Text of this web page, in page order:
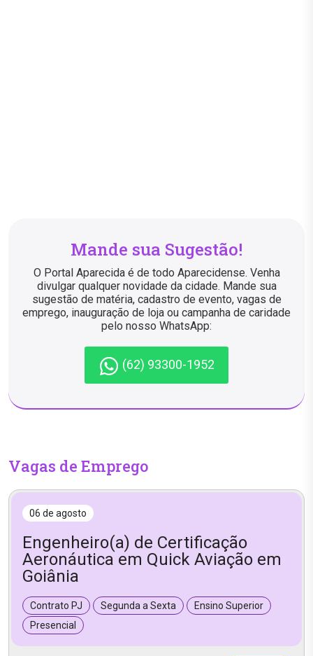
Mande sua Sugestão!
O Portal Aparecida é de todo Aparecidense. Venha
divulgar qualquer novidade da cidade. Mande sua
sugestão de matéria, cadastro de evento, vagas de
emprego, inauguração de loja ou campanha de caridade
pelo nosso WhatsApp:
(62) 93300-1952
Vagas de Emprego
06 de agosto
Engenheiro(a) de Certificação
Aeronáutica em Quick Aviação em
Goiânia
Contrato PJ Segunda a Sexta
Ensino Superior
Presencial